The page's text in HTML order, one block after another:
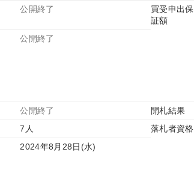
公開終了
買受申出保
証額
公開終了
公開終了 開札結果
7人 落札者資格
2024年8月28日(水)